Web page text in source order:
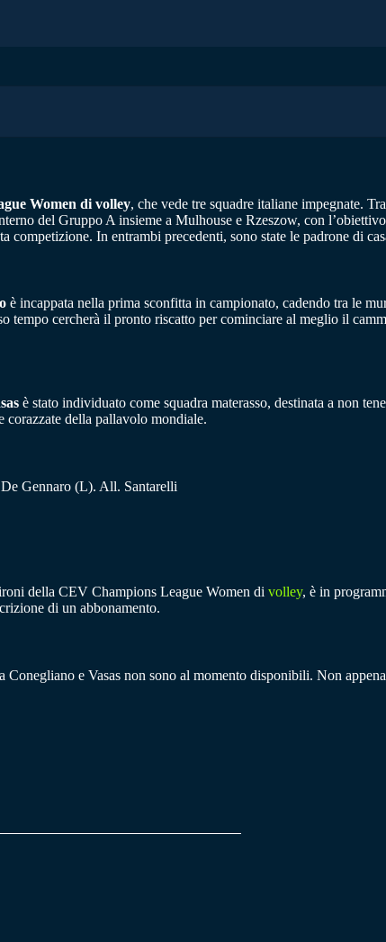
Women di volley, che vede tre squadre italiane impegnate.
del Gruppo A insieme a Mulhouse e Rzeszow, con
In entrambi precedenti, sono state le padrone di
è incappata nella prima sconfitta in campionato, cadendo tra le
tempo cercherà il pronto riscatto per cominciare al meglio il
è stato individuato come squadra materasso, destinata a non
corazzate della pallavolo mondiale.
Gennaro (L). All. Santarelli
della CEV Champions League Women di volley, è in
di un abbonamento.
e Vasas non sono al momento disponibili. Non